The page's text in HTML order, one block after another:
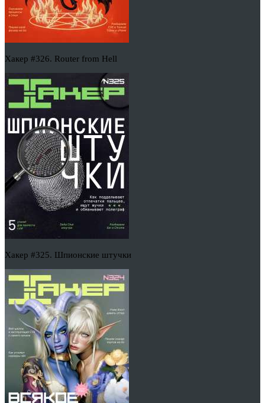
Хакер #326. Router from Hell
Хакер #325. Шпионские штучки